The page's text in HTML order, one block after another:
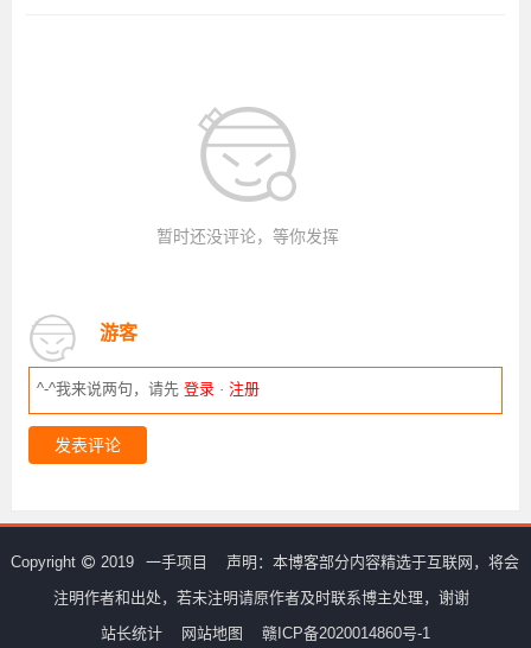
暂时还没评论，等你发挥
游客
^-^我来说两句，请先登录 · 注册
发表评论
Copyright 2019 一手项目
声明：本博客部分内容精选于互联网，将会
注明作者和出处，若未注明请原作者及时联系博主处理，谢谢
站长统计
网站地图 赣ICP备2020014860号-1